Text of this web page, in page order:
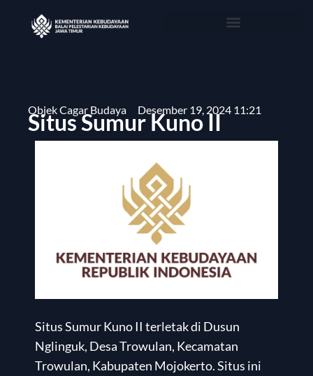
Objek Cagar Budaya Desember 19, 2024 11:21
Situs Sumur Kuno II
Situs Sumur Kuno II terletak di Dusun
Nglinguk, Desa Trowulan, Kecamatan
Trowulan, Kabupaten Mojokerto. Situs ini